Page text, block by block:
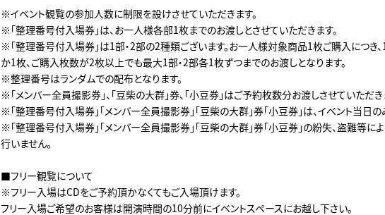
※イベント観覧の参加人数に制限を設けさせていただきます。
※「整理番号付入場券」は、お一人様各部1枚までのお渡しとさせていただきます。
※「整理番号付入場券」は1部・2部の2種類ございます。お一人様対象商品1枚ご購入につき
か1枚、ご購入枚数が2枚以上でも最大1部・2部各1枚ずつまでのお渡しとなります。
※整理番号はランダムでの配布となります。
※「メンバー全員撮影券」、「豆柴の大群」券、「小豆券」はご予約枚数分お渡しさせていただき
※「整理番号付入場券」「メンバー全員撮影券」「豆柴の大群」券「小豆券」は、イベント当日
※「整理番号付入場券」「メンバー全員撮影券」「豆柴の大群」券「小豆券」の紛失、盗難等
行いません。
■フリー観覧について
※フリー入場はCDをご予約頂かなくてもご入場頂けます。
フリー入場ご希望のお客様は開演時間の10分前にイベントスペースにお越し下さい。